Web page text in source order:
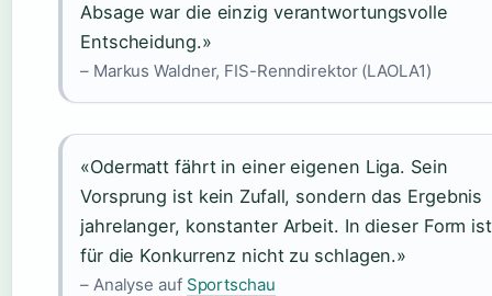
Absage war die einzig verantwortungsvolle
Entscheidung.»
– Markus Waldner, FIS-Renndirektor (LAOLA1)
«Odermatt fährt in einer eigenen Liga. Sein
Vorsprung ist kein Zufall, sondern das Ergebnis
jahrelanger, konstanter Arbeit. In dieser Form
für die Konkurrenz nicht zu schlagen.»
– Analyse auf Sportschau